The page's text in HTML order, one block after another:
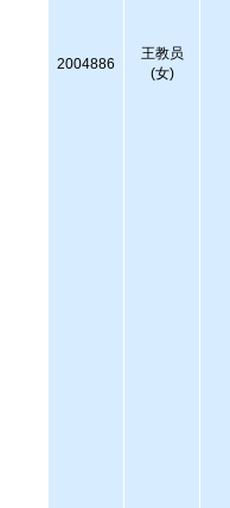
2004886
王教员
(女)